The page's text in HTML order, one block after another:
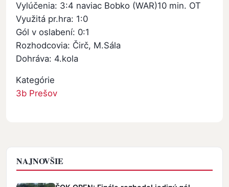
Vylúčenia: 3:4 naviac Bobko (WAR)10 min. OT
Využitá pr.hra: 1:0
Gól v oslabení: 0:1
Rozhodcovia: Čirč, M.Sála
Dohráva: 4.kola
Kategórie
3b Prešov
NAJNOVŠIE